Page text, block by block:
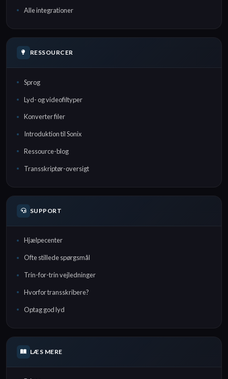
Alle integrationer
RESSOURCER
Sprog
Lyd- og videofiltyper
Konverter filer
Introduktion til Sonix
Ressource-blog
Transskriptør-oversigt
SUPPORT
Hjælpecenter
Ofte stillede spørgsmål
Trin-for-trin vejledninger
Hvorfor transskribere?
Optag god lyd
LÆS MERE